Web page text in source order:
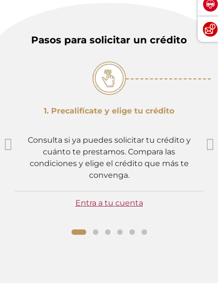
Pasos para solicitar un crédito
1. Precalifícate y elige tu crédito
Consulta si ya puedes solicitar tu crédito y
cuánto te prestamos. Compara las
condiciones y elige el crédito que más te
convenga.
Entra a tu cuenta